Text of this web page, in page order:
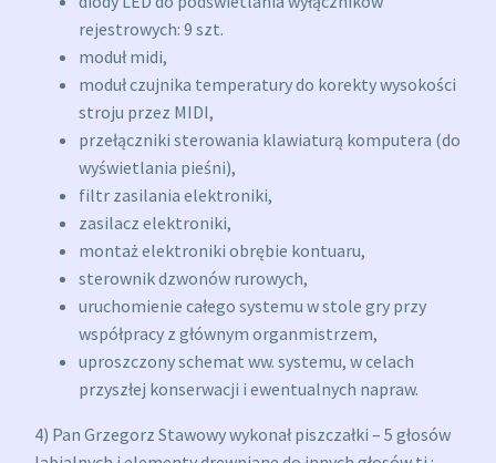
rejestrowych: 9 szt.
moduł midi,
moduł czujnika temperatury do korekty wysokości
stroju przez MIDI,
przełączniki sterowania klawiaturą komputera (do
wyświetlania pieśni),
filtr zasilania elektroniki,
zasilacz elektroniki,
montaż elektroniki obrębie kontuaru,
sterownik dzwonów rurowych,
uruchomienie całego systemu w stole gry przy
współpracy z głównym organmistrzem,
uproszczony schemat ww. systemu, w celach
przyszłej konserwacji i ewentualnych napraw.
4) Pan Grzegorz Stawowy wykonał piszczałki – 5 głosów